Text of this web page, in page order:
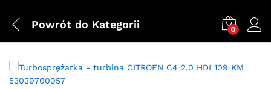
Powrót do Kategorii 0